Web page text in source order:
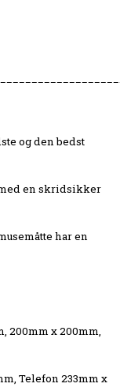
og den bedst
en skridsikker
har en
200mm x 200mm,
Telefon 233mm x